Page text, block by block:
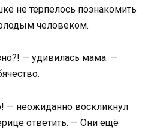
не терпелось познакомить
человеком.
— удивилась мама. —
— неожиданно воскликнул
ответить. — Они ещё